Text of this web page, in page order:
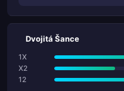
Dvojitá Šance
1X
X2
12